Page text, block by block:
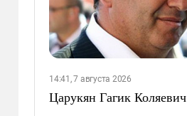
14:41, 7 августа 2026
Царукян Гагик Коляевич